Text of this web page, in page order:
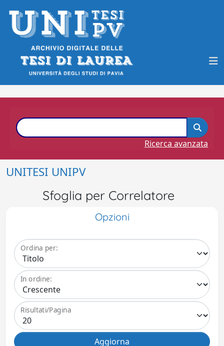
Ricerca avanzata
UNITESI UNIPV
Sfoglia per Correlatore
Opzioni
Ordina per:
In ordine:
Risultati/Pagina